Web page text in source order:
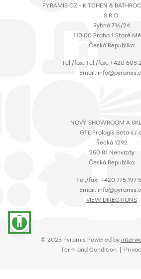
accessibility
PYRAMIS CZ - KITCHEN &
S.R.O.
Rybná 716/24
110 00 Praha 1 Staré
Česká Republika
Τel./fax: Τel./fax: +420 603
Email:
NOVÝ SHOWROOM A
GTL Prologis Beta
Řecká 1292
250 81 Nehvizdy
Česká Republika
Τel./fax: +420 775 197
Email:
VIEW DIRECTIONS
© 2025 Pyramis Powered by
Term and Condition |